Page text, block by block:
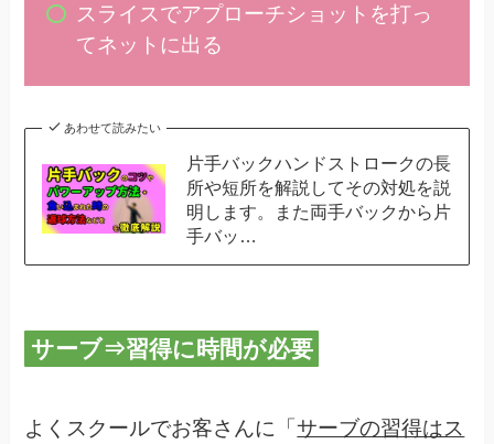
スライスでアプローチショットを打っ
てネットに出る
あわせて読みたい
片手バックハンドストロークの長
所や短所を解説してその対処を説
明します。また両手バックから片
手バッ…
サーブ⇒習得に時間が必要
よくスクールでお客さんに「サーブの習得はス